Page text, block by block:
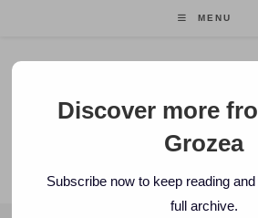
MENU
Florin
ENTREPRENEUR. FOUNDER/
Discover more
Grozea
Subscribe now to keep reading
full archive.